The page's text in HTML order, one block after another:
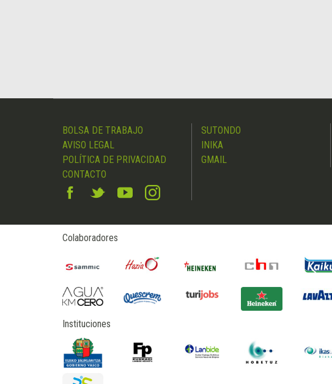
BOLSA DE TRABAJO
AVISO LEGAL
POLÍTICA DE PRIVACIDAD
CONTACTO
SUTONDO
INIKA
GMAIL
Colaboradores
Instituciones